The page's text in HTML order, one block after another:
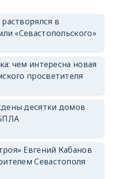
в
«Севастопольского»
чем интересна новая
просветителя
десятки домов
Евгений Кабанов
Севастополя